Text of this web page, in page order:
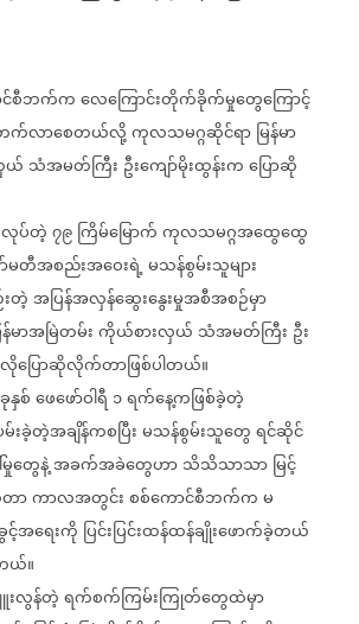
င်စီဘက်ကလေကြောင်းတိုက်ခိုက်မှုတွေကြောင့်
တက်လာစေတယ်လို့ကုလသမဂ္ဂဆိုင်ရာမြန်မာ
ယ် သံအမတ်ကြီး ဦးကျော်မိုးထွန်းကပြောဆို
ပ်တဲ့၇၉ကြိမ်မြောက်ကုလသမဂ္ဂအထွေထွေ
တီအစည်းအဝေးရဲ့မသန်စွမ်းသူများ
တဲ့အပြန်အလှန်ဆွေးနွေးမှုအစီအစဉ်မှာ
န်မာအမြဲတမ်းကိုယ်စားလှယ် သံအမတ်ကြီး ဦး
ပြောဆိုလိုက်တာဖြစ်ပါတယ်။
ခုနှစ်ဖေဖော်ဝါရီ ၁ရက်နေ့ကဖြစ်ခဲ့တဲ့
းခဲ့တဲ့အချိန်ကစပြီးမသန်စွမ်းသူတွေရင်ဆိုင်
မှုတွေနဲ့အခက်အခဲတွေဟာသိသိသာသာမြင့်
ာကာလအတွင်းစစ်ကောင်စီဘက်ကမ
အရေးကို ပြင်းပြင်းထန်ထန်ချိုးဖောက်ခဲ့တယ်
ယ်။
းလွန်တဲ့ရက်စက်ကြမ်းကြုတ်တွေထဲမှာ